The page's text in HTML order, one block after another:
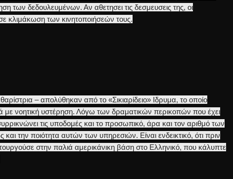
των δεδουλευμένων. Αν αθετησει τις δεσμευσεις της, οι
κλιμάκωση των κινητοποιήσεών τους.
– απολύθηκαν από το «Σικιαρίδειο» Ιδρυμα, το οποίο
με νοητική υστέρηση. Λόγω των δραματικών περικοπών που έχει
τις υποδομές και το προσωπικό, άρα και τον αριθμό των
την ποιότητα αυτών των υπηρεσιών. Είναι ενδεικτικό, ότι πριν
στην παλιά αμερικάνικη βάση στο Ελληνικό, που κάλυπτε